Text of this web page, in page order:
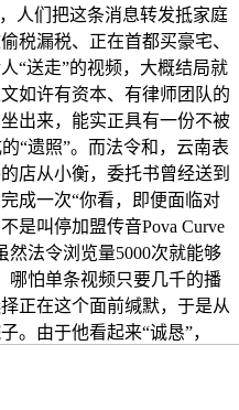
人们把这条消息转发抵家庭
税漏税、正在首都买豪宅、
“送走”的视频，大概结局就
如许有资本、有律师团队的
出来，能实正具有一份不被
“遗照”。而法令和，云南表
店从小衡，委托书曾经送到
成一次“你看，即便面临对
是叫停加盟传音Pova Curve
然法令浏览量5000次就能够
哪怕单条视频只要几千的播
正在这个面前缄默，于是从
。由于他看起来“诚恳”，